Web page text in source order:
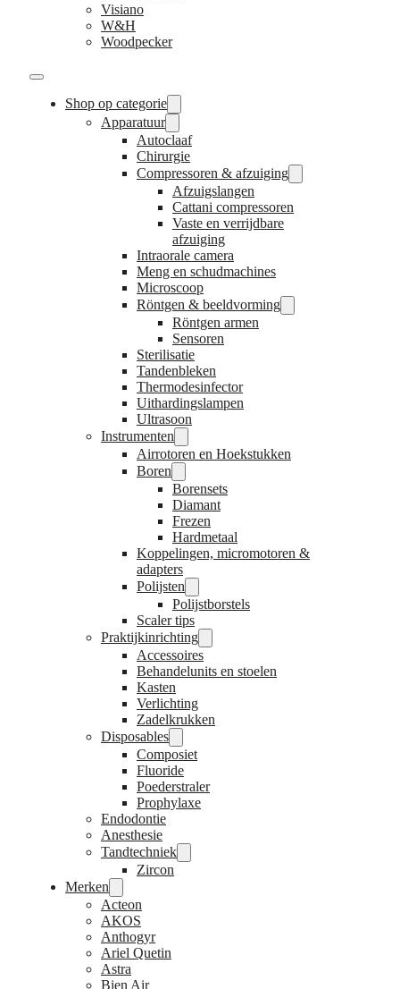
Visiano
W&H
Woodpecker
Shop op categorie
Apparatuur
Autoclaaf
Chirurgie
Compressoren & afzuiging
Afzuigslangen
Cattani compressoren
Vaste en verrijdbare
afzuiging
Intraorale camera
Meng en schudmachines
Microscoop
Röntgen & beeldvorming
Röntgen armen
Sensoren
Sterilisatie
Tandenbleken
Thermodesinfector
Uithardingslampen
Ultrasoon
Instrumenten
Airrotoren en Hoekstukken
Boren
Borensets
Diamant
Frezen
Hardmetaal
Koppelingen, micromotoren &
adapters
Polijsten
Polijstborstels
Scaler tips
Praktijkinrichting
Accessoires
Behandelunits en stoelen
Kasten
Verlichting
Zadelkrukken
Disposables
Composiet
Fluoride
Poederstraler
Prophylaxe
Endodontie
Anesthesie
Tandtechniek
Zircon
Merken
Acteon
AKOS
Anthogyr
Ariel Quetin
Astra
Bien Air